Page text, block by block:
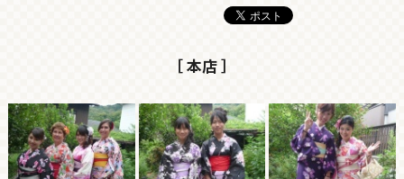
［ 本店 ］